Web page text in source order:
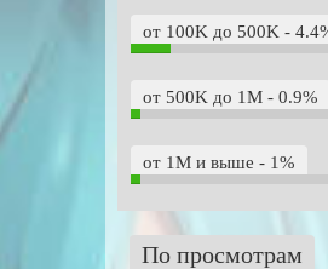
от 100K до 500K -
от 500K до 1M - 0.9%
от 1M и выше - 1%
По просмотрам